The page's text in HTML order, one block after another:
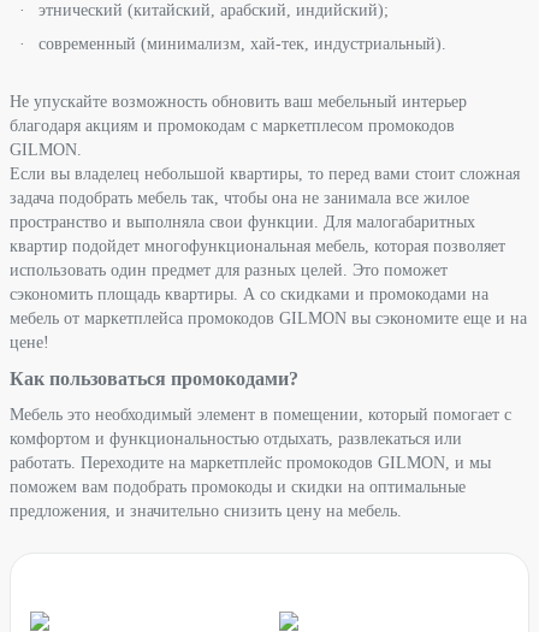
этнический (китайский, арабский, индийский);
современный (минимализм, хай-тек, индустриальный).
Не упускайте возможность обновить ваш мебельный интерьер
благодаря акциям и промокодам с маркетплесом промокодов
GILMON.
Если вы владелец небольшой квартиры, то перед вами стоит сложная
задача подобрать мебель так, чтобы она не занимала все жилое
пространство и выполняла свои функции. Для малогабаритных
квартир подойдет многофункциональная мебель, которая позволяет
использовать один предмет для разных целей. Это поможет
сэкономить площадь квартиры. А со скидками и промокодами на
мебель от маркетплейса промокодов GILMON вы сэкономите еще и на
цене!
Как пользоваться промокодами?
Мебель это необходимый элемент в помещении, который помогает с
комфортом и функциональностью отдыхать, развлекаться или
работать. Переходите на маркетплейс промокодов GILMON, и мы
поможем вам подобрать промокоды и скидки на оптимальные
предложения, и значительно снизить цену на мебель.